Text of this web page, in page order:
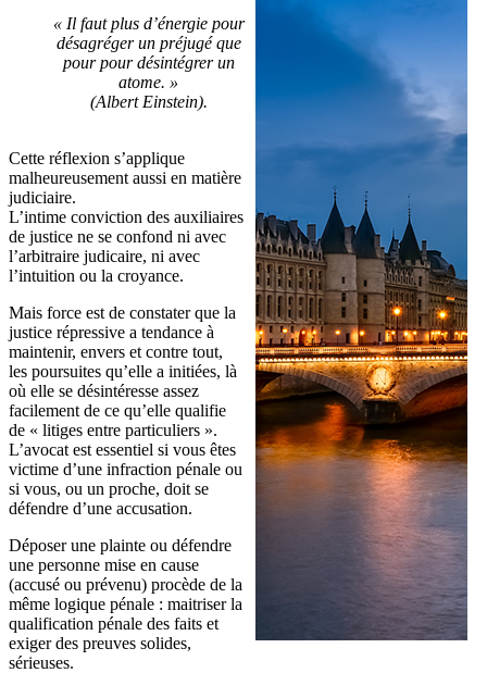
« Il faut plus d’énergie pour
désagréger un préjugé que
pour pour désintégrer un
atome. »
(Albert Einstein).
Cette réflexion s’applique
malheureusement aussi en matière
judiciaire.
L’intime conviction des auxiliaires
de justice ne se confond ni avec
l’arbitraire judicaire, ni avec
l’intuition ou la croyance.
Mais force est de constater que la
justice répressive a tendance à
maintenir, envers et contre tout,
les poursuites qu’elle a initiées, là
où elle se désintéresse assez
facilement de ce qu’elle qualifie
de « litiges entre particuliers ».
L’avocat est essentiel si vous êtes
victime d’une infraction pénale ou
si vous, ou un proche, doit se
défendre d’une accusation.
Déposer une plainte ou défendre
une personne mise en cause
(accusé ou prévenu) procède de la
même logique pénale : maitriser la
qualification pénale des faits et
exiger des preuves solides,
sérieuses.